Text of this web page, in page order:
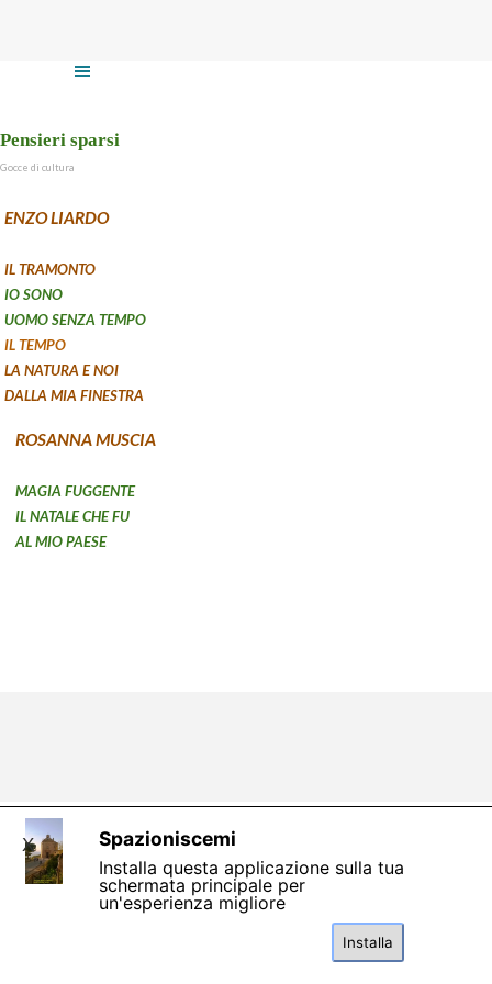
Pensieri sparsi
Gocce di cultura
ENZO LIARDO
IL TRAMONTO
IO SONO
UOMO SENZA TEMPO
IL TEMPO
LA NATURA E NOI
DALLA MIA FINESTRA
ROSANNA MUSCIA
MAGIA FUGGENTE
IL NATALE CHE FU
AL MIO PAESE
Torna ai contenuti
Spazioniscemi
Installa questa applicazione sulla tua
schermata principale per
un'esperienza migliore
Installa
X